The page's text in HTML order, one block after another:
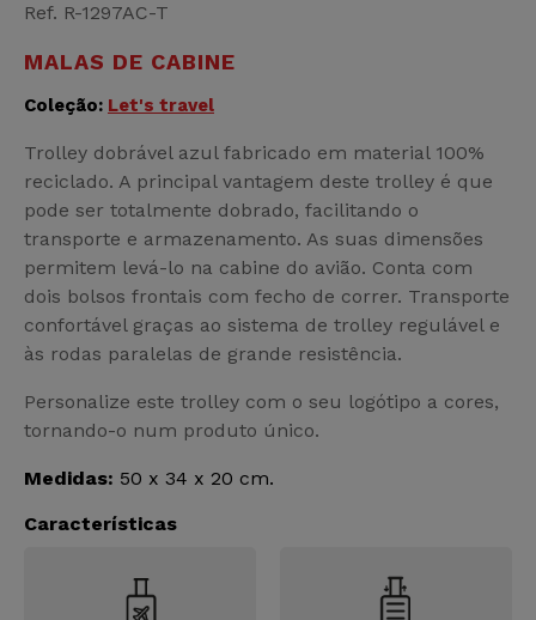
Ref. R-1297AC-T
MALAS DE CABINE
Coleção: Let's travel
Trolley dobrável azul fabricado em material 100%
reciclado. A principal vantagem deste trolley é que
pode ser totalmente dobrado, facilitando o
transporte e armazenamento. As suas dimensões
permitem levá-lo na cabine do avião. Conta com
dois bolsos frontais com fecho de correr. Transporte
confortável graças ao sistema de trolley regulável e
às rodas paralelas de grande resistência.
Personalize este trolley com o seu logótipo a cores,
tornando-o num produto único.
Medidas: 50 x 34 x 20 cm.
Características